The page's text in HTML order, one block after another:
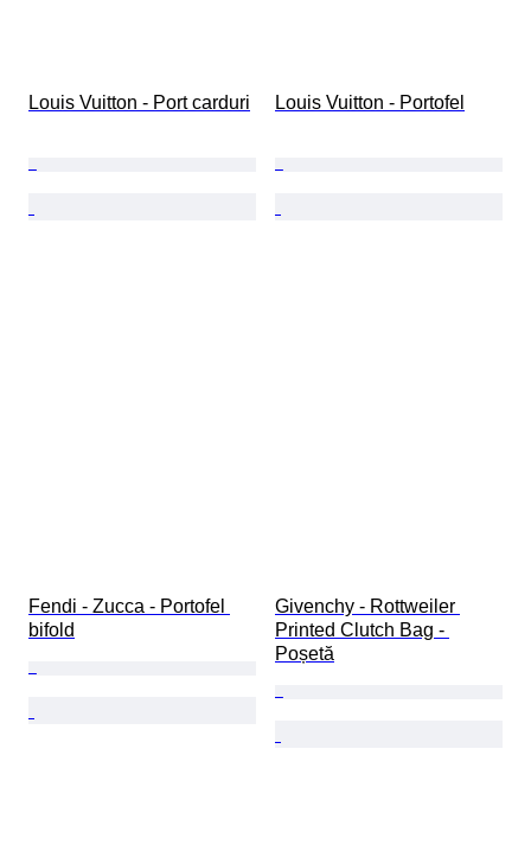
Louis Vuitton - Port carduri Louis Vuitton - Portofel
Fendi - Zucca - Portofel
bifold
Givenchy - Rottweiler
Printed Clutch Bag -
Poșetă